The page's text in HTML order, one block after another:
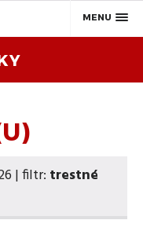
MENU
| filtr: trestné